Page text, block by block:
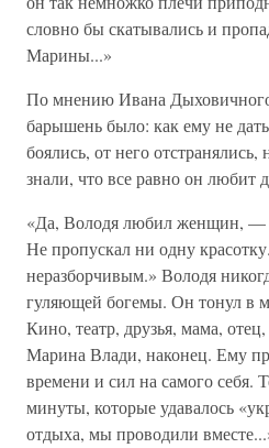
словно бы скатывались и
Марины...»
По мнению Ивана
барышень было: как ему не
боялись, от него
знали, что все равно он
«Да, Володя любил женщин, —
Не пропускал ни одну
неразборчивым.» Володя
гуляющей богемы. Он тонул в
Кино, театр, друзья, мама,
Марина Влади, наконец. Ему
времени и сил на самого себя.
минуты, которые удавалось
отдыха, мы проводили